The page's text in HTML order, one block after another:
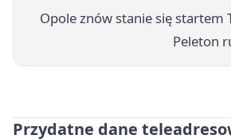
Opole znów stanie się startem
Peleton
Przydatne dane